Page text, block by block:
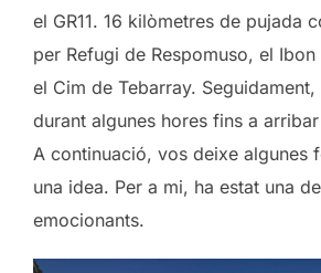
el GR11. 16 kilòmetres de pujada
per Refugi de Respomuso, el
el Cim de Tebarray.
durant algunes hores fins a
A continuació, vos deixe algunes
una idea. Per a mi, ha estat una
emocionants.